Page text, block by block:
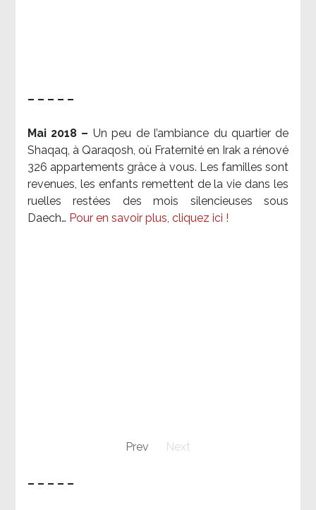
– – – – –
Mai 2018 – Un peu de l’ambiance du quartier de
Shaqaq, à Qaraqosh, où Fraternité en Irak a rénové
326 appartements grâce à vous. Les familles sont
revenues, les enfants remettent de la vie dans les
ruelles restées des mois silencieuses sous
Daech… Pour en savoir plus, cliquez ici !
Prev Next
– – – – –